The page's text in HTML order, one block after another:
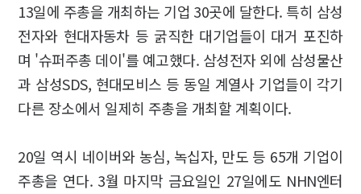
13일에 주총을 개최하는 기업 30곳에 달한다. 특히 삼성
전자와 현대자동차 등 굵직한 대기업들이 대거 포진하
며 '슈퍼주총 데이'를 예고했다. 삼성전자 외에 삼성물산
과 삼성SDS, 현대모비스 등 동일 계열사 기업들이 각기
다른 장소에서 일제히 주총을 개최할 계획이다.
20일 역시 네이버와 농심, 녹십자, 만도 등 65개 기업이
주총을 연다. 3월 마지막 금요일인 27일에도 NHN엔터